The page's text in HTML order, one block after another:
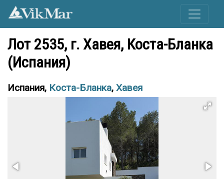
Лот 2535, г. Хавея, Коста-Бланка
(Испания)
Испания, Коста-Бланка, Хавея